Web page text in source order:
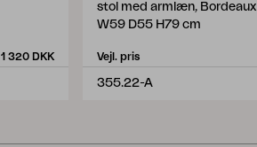
1 320 DKK
stol med armlæn, Bordeaux
W59 D55 H79 cm
Vejl. pris
355.22-A